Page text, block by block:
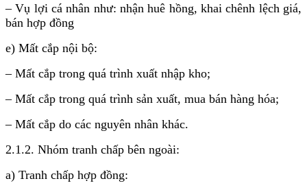
– Vụ lợi cá nhân như: nhận huê hồng, khai chênh lệch giá,
bán hợp đồng
e) Mất cắp nội bộ:
– Mất cắp trong quá trình xuất nhập kho;
– Mất cắp trong quá trình sản xuất, mua bán hàng hóa;
– Mất cắp do các nguyên nhân khác.
2.1.2. Nhóm tranh chấp bên ngoài:
a) Tranh chấp hợp đồng: